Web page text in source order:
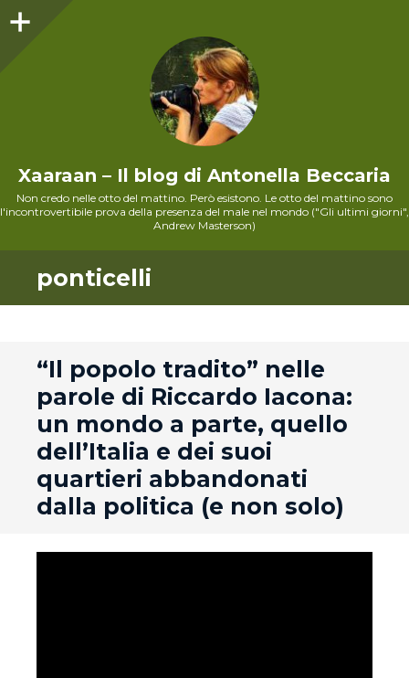
Xaaraan – Il blog di Antonella Beccaria
Non credo nelle otto del mattino. Però esistono. Le otto del mattino sono
l'incontrovertibile prova della presenza del male nel mondo ("Gli ultimi giorni",
Andrew Masterson)
ponticelli
“Il popolo tradito” nelle
parole di Riccardo Iacona:
un mondo a parte, quello
dell’Italia e dei suoi
quartieri abbandonati
dalla politica (e non solo)